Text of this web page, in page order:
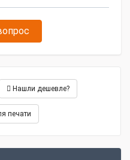
Нашли дешевле?
печати